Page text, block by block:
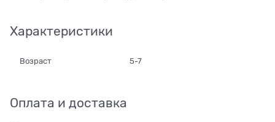
Характеристики
Возраст 5-7
Оплата и доставка